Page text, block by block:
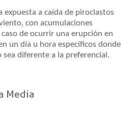
expuesta a caída de piroclastos
con acumulaciones
de ocurrir una erupción en
un día u hora específicos donde
sea diferente a la preferencial.
Media